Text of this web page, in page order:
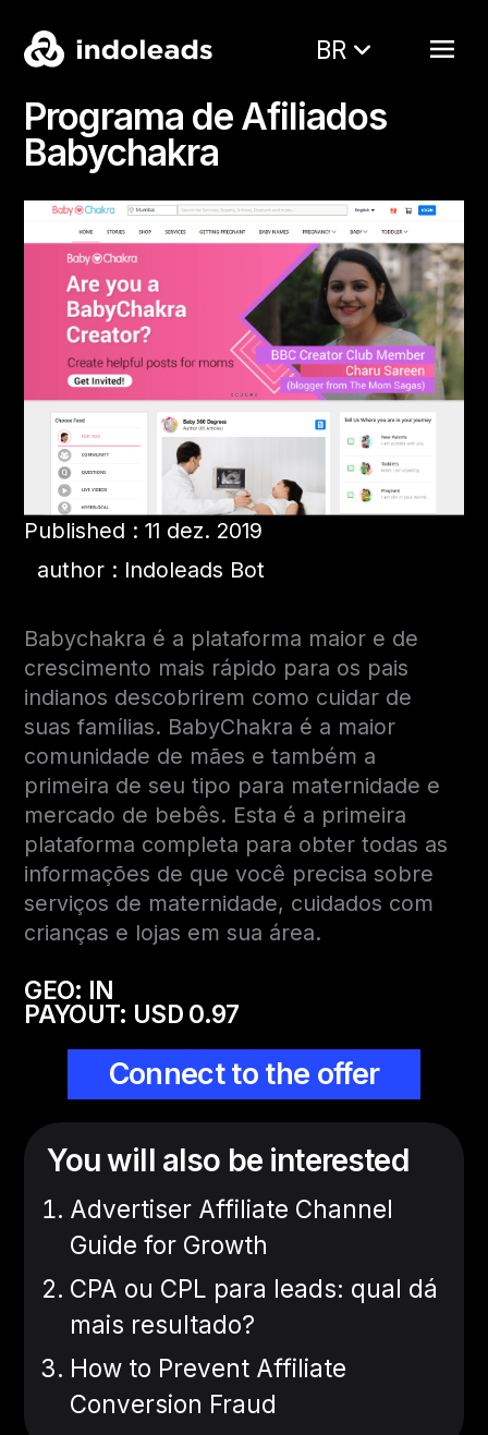
BR
Programa de Afiliados
Babychakra
Published : 11 dez. 2019
author : Indoleads Bot
Babychakra é a plataforma maior e de
crescimento mais rápido para os pais
indianos descobrirem como cuidar de
suas famílias. BabyChakra é a maior
comunidade de mães e também a
primeira de seu tipo para maternidade e
mercado de bebês. Esta é a primeira
plataforma completa para obter todas as
informações de que você precisa sobre
serviços de maternidade, cuidados com
crianças e lojas em sua área.
GEO: IN
PAYOUT: USD 0.97
Connect to the offer
You will also be interested
Advertiser Affiliate Channel
Guide for Growth
CPA ou CPL para leads: qual dá
mais resultado?
How to Prevent Affiliate
Conversion Fraud